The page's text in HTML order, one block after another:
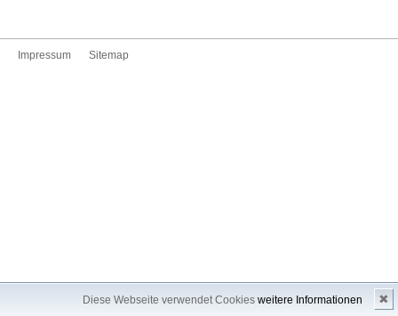
Diese Webseite verwendet Cookies weitere Informationen ✖
Impressum Sitemap